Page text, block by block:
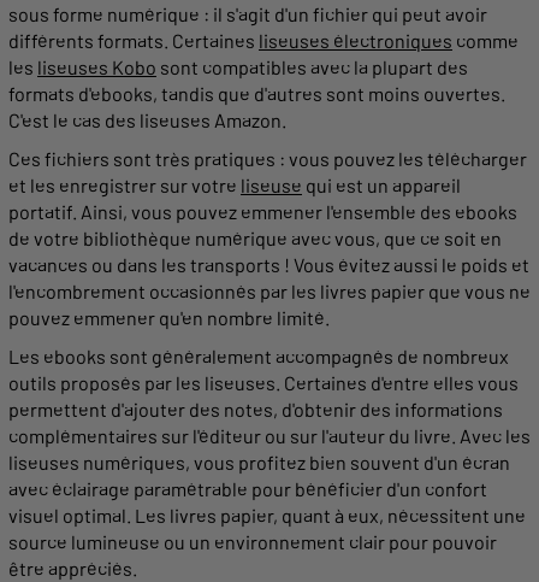
sous forme numérique : il s'agit d'un fichier qui peut avoir
différents formats. Certaines liseuses électroniques comme
les liseuses Kobo sont compatibles avec la plupart des
formats d'ebooks, tandis que d'autres sont moins ouvertes.
C'est le cas des liseuses Amazon.
Ces fichiers sont très pratiques : vous pouvez les télécharger
et les enregistrer sur votre liseuse qui est un appareil
portatif. Ainsi, vous pouvez emmener l'ensemble des ebooks
de votre bibliothèque numérique avec vous, que ce soit en
vacances ou dans les transports ! Vous évitez aussi le poids et
l'encombrement occasionnés par les livres papier que vous ne
pouvez emmener qu'en nombre limité.
Les ebooks sont généralement accompagnés de nombreux
outils proposés par les liseuses. Certaines d'entre elles vous
permettent d'ajouter des notes, d'obtenir des informations
complémentaires sur l'éditeur ou sur l'auteur du livre. Avec les
liseuses numériques, vous profitez bien souvent d'un écran
avec éclairage paramétrable pour bénéficier d'un confort
visuel optimal. Les livres papier, quant à eux, nécessitent une
source lumineuse ou un environnement clair pour pouvoir
être appréciés.